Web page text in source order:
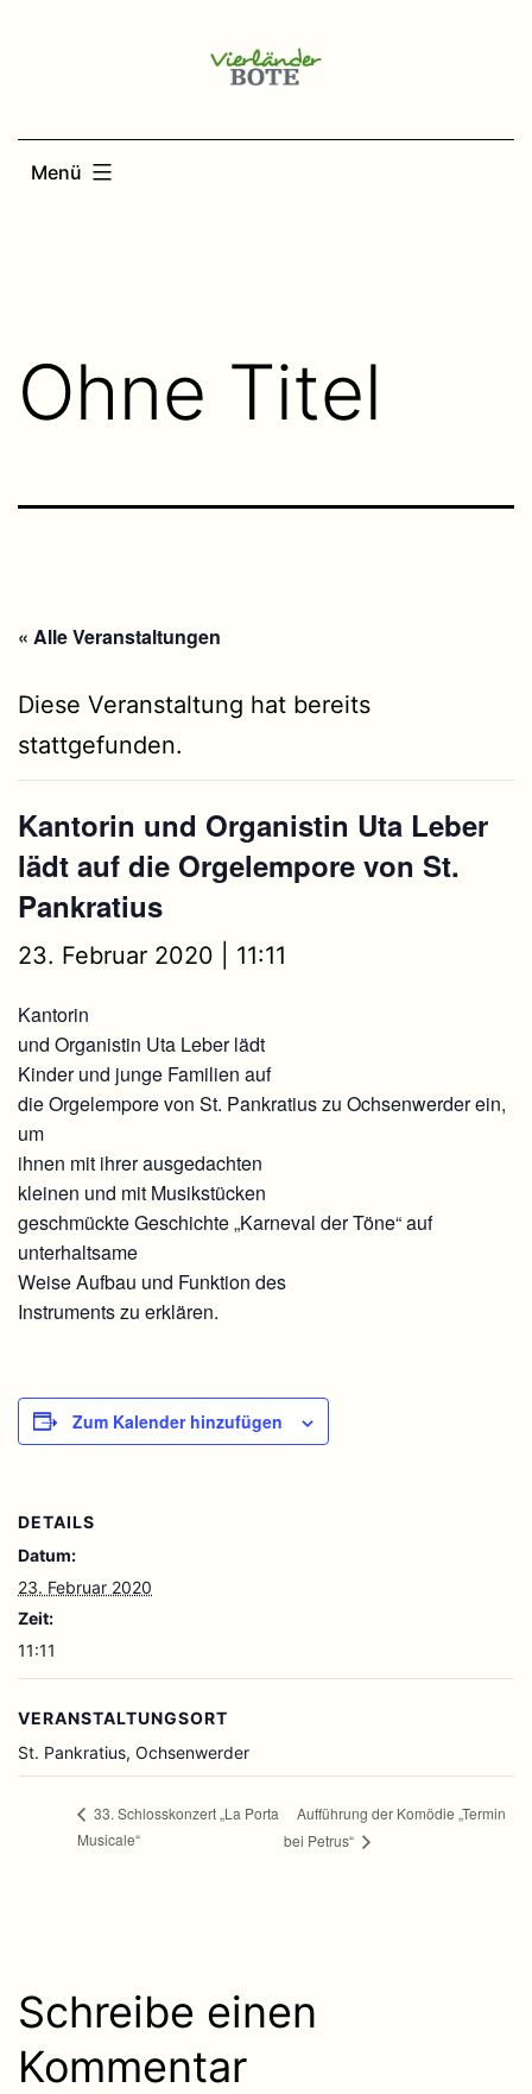
Menü
Ohne Titel
« Alle Veranstaltungen
Diese Veranstaltung hat bereits
stattgefunden.
Kantorin und Organistin Uta Leber
lädt auf die Orgelempore von St.
Pankratius
23. Februar 2020 | 11:11
Kantorin
und Organistin Uta Leber lädt
Kinder und junge Familien auf
die Orgelempore von St. Pankratius zu Ochsenwerder ein,
um
ihnen mit ihrer ausgedachten
kleinen und mit Musikstücken
geschmückte Geschichte „Karneval der Töne“ auf
unterhaltsame
Weise Aufbau und Funktion des
Instruments zu erklären.
Zum Kalender hinzufügen
DETAILS
Datum:
23. Februar 2020
Zeit:
11:11
VERANSTALTUNGSORT
St. Pankratius, Ochsenwerder
33. Schlosskonzert „La Porta
Musicale“
Aufführung der Komödie „Termin
bei Petrus“
Schreibe einen
Kommentar